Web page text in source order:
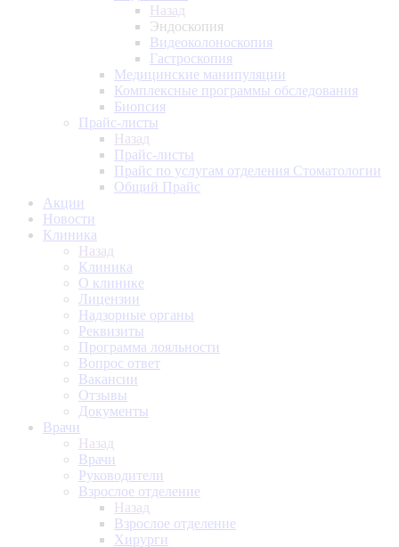
Назад
Эндоскопия
Видеоколоноскопия
Гастроскопия
Медицинские манипуляции
Комплексные программы обследования
Биопсия
Прайс-листы
Назад
Прайс-листы
Прайс по услугам отделения Стоматологии
Общий Прайс
Акции
Новости
Клиника
Назад
Клиника
О клинике
Лицензии
Надзорные органы
Реквизиты
Программа лояльности
Вопрос ответ
Вакансии
Отзывы
Документы
Врачи
Назад
Врачи
Руководители
Взрослое отделение
Назад
Взрослое отделение
Хирурги